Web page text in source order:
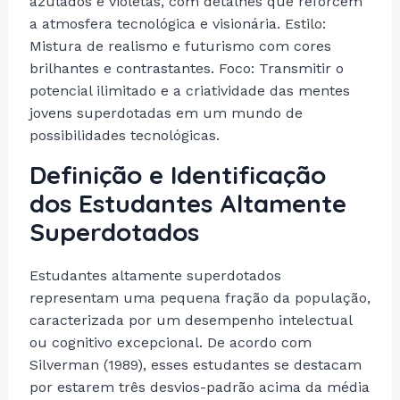
Definição e Identificação
dos Estudantes Altamente
Superdotados
Estudantes altamente superdotados
representam uma pequena fração da população,
caracterizada por um desempenho intelectual
ou cognitivo excepcional. De acordo com
Silverman (1989), esses estudantes se destacam
por estarem três desvios-padrão acima da média